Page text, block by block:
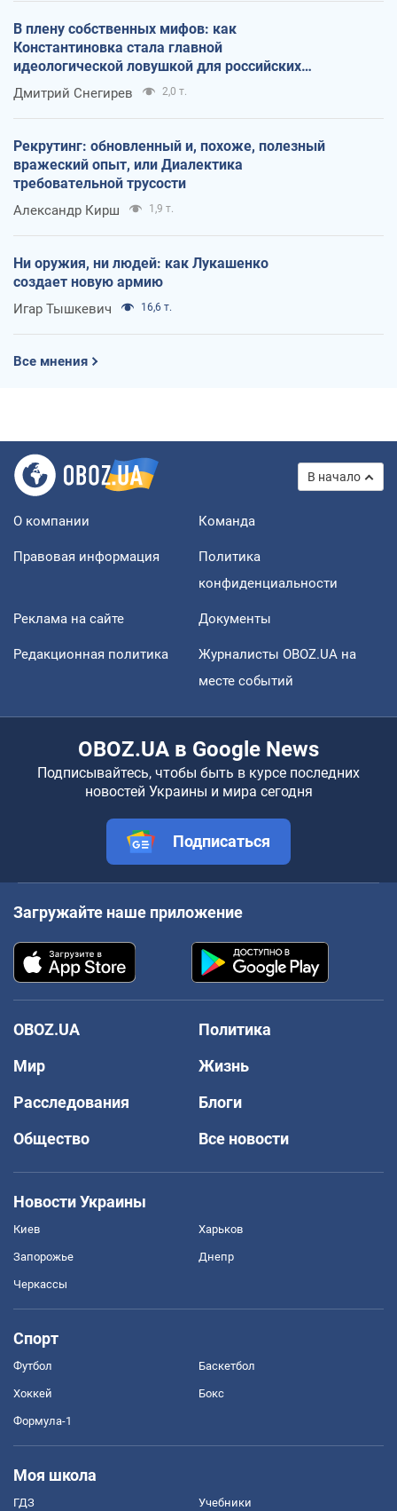
В плену собственных мифов: как
Константиновка стала главной
идеологической ловушкой для российских
оккупантов
Дмитрий Снегирев 2,0 т.
Рекрутинг: обновленный и, похоже, полезный
вражеский опыт, или Диалектика
требовательной трусости
Александр Кирш 1,9 т.
Ни оружия, ни людей: как Лукашенко
создает новую армию
Игар Тышкевич 16,6 т.
Все мнения
В начало
О компании Команда
Правовая информация
Политика
конфиденциальности
Реклама на сайте Документы
Редакционная политика
Журналисты OBOZ.UA на
месте событий
OBOZ.UA в Google News
Подписывайтесь, чтобы быть в курсе последних
новостей Украины и мира сегодня
Подписаться
Загружайте наше приложение
OBOZ.UA
Политика
Мир
Жизнь
Расследования
Блоги
Общество
Все новости
Новости Украины
Киев Харьков
Запорожье Днепр
Черкассы
Спорт
Футбол Баскетбол
Хоккей Бокс
Формула-1
Моя школа
ГДЗ Учебники